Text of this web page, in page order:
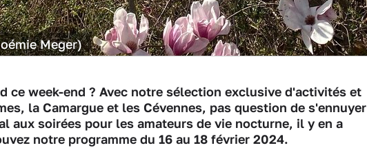
Meger)
ce week-end ? Avec notre sélection exclusive d'activités et
la Camargue et les Cévennes, pas question de s'ennuyer
aux soirées pour les amateurs de vie nocturne, il y en a
notre programme du 16 au 18 février 2024.